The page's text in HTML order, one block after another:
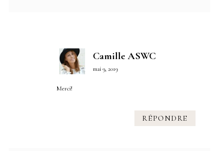
Camille ASWC
mai 9, 2019
Merci!
RÉPONDRE